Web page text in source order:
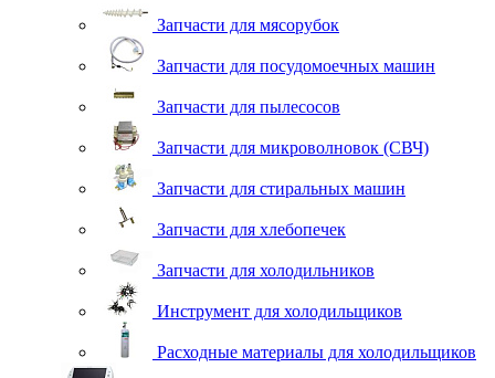
Запчасти для мясорубок
Запчасти для посудомоечных машин
Запчасти для пылесосов
Запчасти для микроволновок (СВЧ)
Запчасти для стиральных машин
Запчасти для хлебопечек
Запчасти для холодильников
Инструмент для холодильщиков
Расходные материалы для холодильщиков